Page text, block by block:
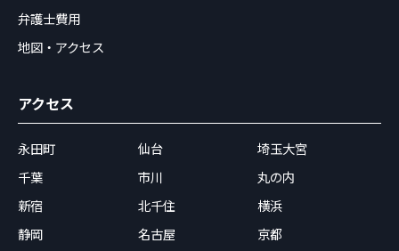
弁護士費用
地図・アクセス
アクセス
永田町 仙台
埼玉大宮
千葉
市川
丸の内
新宿
北千住
横浜
静岡
名古屋
京都